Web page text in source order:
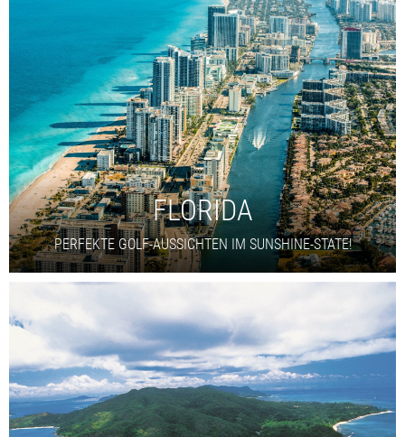
FLORIDA
PERFEKTE GOLF-AUSSICHTEN IM SUNSHINE-STATE!